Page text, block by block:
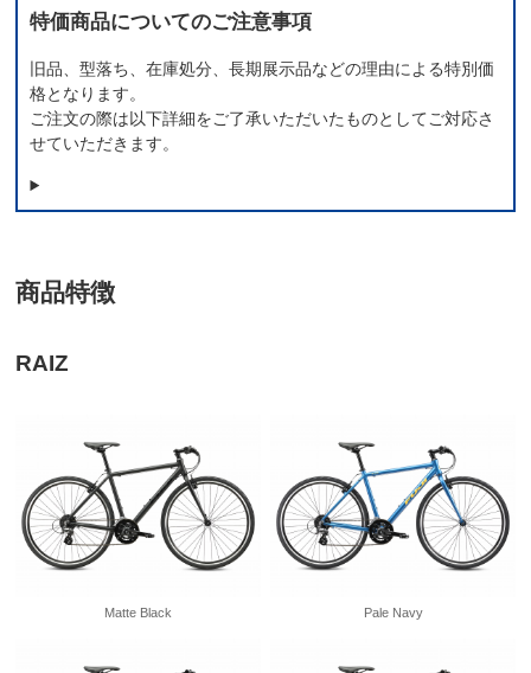
特価商品についてのご注意事項
旧品、型落ち、在庫処分、長期展示品などの理由による特別価
格となります。
ご注文の際は以下詳細をご了承いただいたものとしてご対応さ
せていただきます。
商品特徴
RAIZ
Matte Black Pale Navy